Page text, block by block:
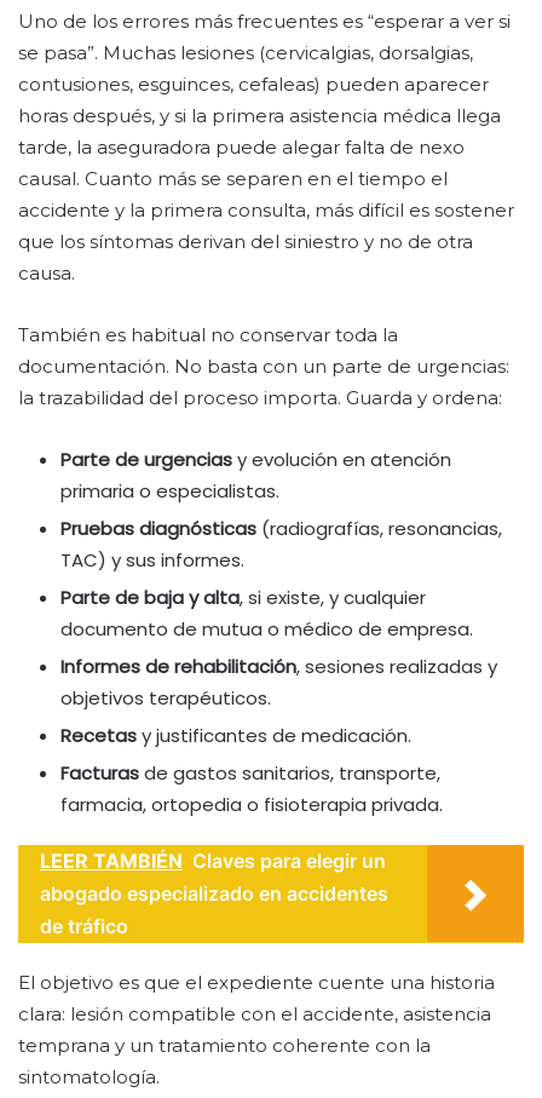
Uno de los errores más frecuentes es “esperar a ver si
se pasa”. Muchas lesiones (cervicalgias, dorsalgias,
contusiones, esguinces, cefaleas) pueden aparecer
horas después, y si la primera asistencia médica llega
tarde, la aseguradora puede alegar falta de nexo
causal. Cuanto más se separen en el tiempo el
accidente y la primera consulta, más difícil es sostener
que los síntomas derivan del siniestro y no de otra
causa.
También es habitual no conservar toda la
documentación. No basta con un parte de urgencias:
la trazabilidad del proceso importa. Guarda y ordena:
Parte de urgenciasy evolución en atención
primaria o especialistas.
Pruebas diagnósticas (radiografías, resonancias,
TAC) y sus informes.
Parte de baja y alta, si existe, y cualquier
documento de mutua o médico de empresa.
Informes de rehabilitación, sesiones realizadas y
objetivos terapéuticos.
Recetasy justificantes de medicación.
Facturasde gastos sanitarios, transporte,
farmacia, ortopedia o fisioterapia privada.
LEER TAMBIÉN Claves para elegir un
abogado especializado en accidentes
de tráfico
El objetivo es que el expediente cuente una historia
clara: lesión compatible con el accidente, asistencia
temprana y un tratamiento coherente con la
sintomatología.